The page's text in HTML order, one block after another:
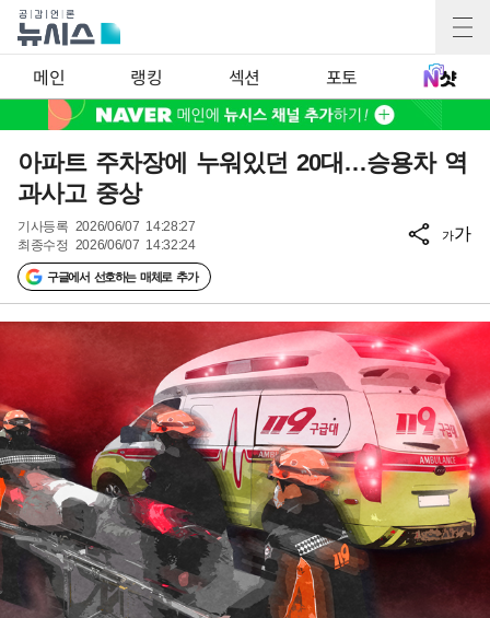
메인 랭킹 섹션 포토
아파트 주차장에 누워있던 20대…승용차 역
과사고 중상
기사등록 2026/06/07 14:28:27
최종수정 2026/06/07 14:32:24
구글에서 선호하는 매체로 추가
가가